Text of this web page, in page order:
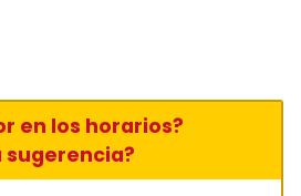
en los horarios?
sugerencia?